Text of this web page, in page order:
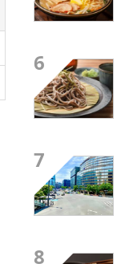
6
7
8